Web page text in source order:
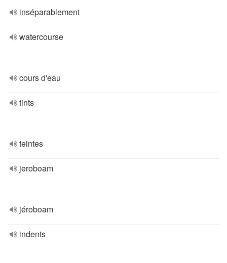
inséparablement
watercourse
cours d'eau
tints
teintes
jeroboam
jéroboam
indents